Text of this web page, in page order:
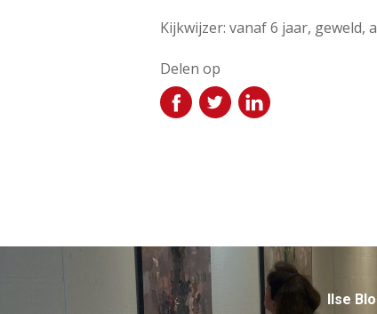
Kijkwijzer: vanaf 6 jaar,
Delen op
Ilse